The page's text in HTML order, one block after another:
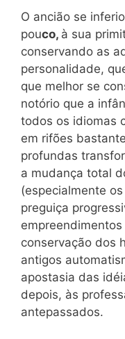
O ancião se
pouco, à sua
conservando as
personalidade,
que melhor se
notório que a
todos os idiomas
em rifões
profundas
a mudança total
(especialmente
preguiça
conservação dos
antigos
apostasia das
depois, às
antepassados.